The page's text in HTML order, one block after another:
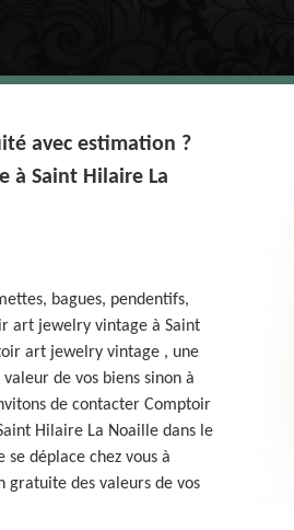
avec estimation ?
à Saint Hilaire La
bagues, pendentifs,
art jewelry vintage à Saint
art jewelry vintage , une
de vos biens sinon à
de contacter Comptoir
Hilaire La Noaille dans le
déplace chez vous à
gratuite des valeurs de vos